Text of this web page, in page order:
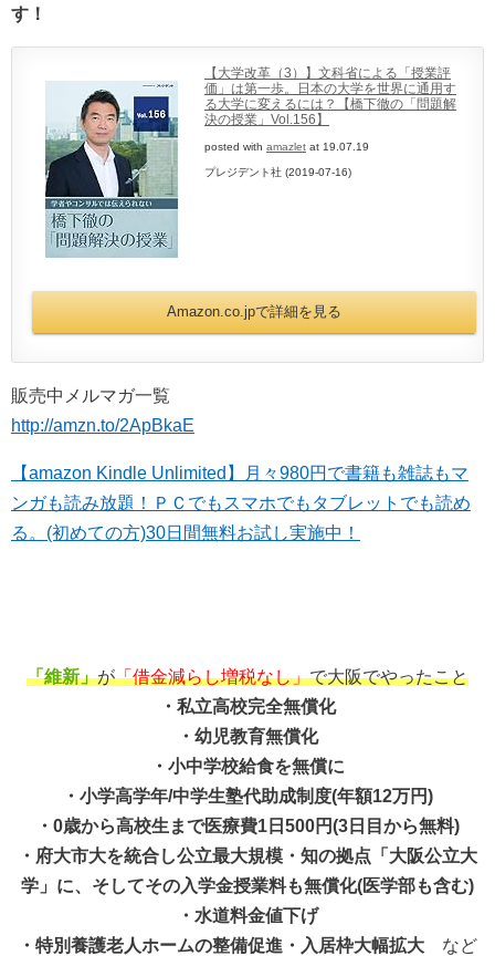
す！
【大学改革（3）】文科省による「授業評
価」は第一歩。日本の大学を世界に通用す
る大学に変えるには？【橋下徹の「問題解
決の授業」Vol.156】
posted with amazlet at 19.07.19
プレジデント社 (2019-07-16)
Amazon.co.jpで詳細を見る
販売中メルマガ一覧
http://amzn.to/2ApBkaE
【amazon Kindle Unlimited】月々980円で書籍も雑誌もマ
ンガも読み放題！ＰＣでもスマホでもタブレットでも読め
る。(初めての方)30日間無料お試し実施中！
「維新」が「借金減らし増税なし」で大阪でやったこと
・私立高校完全無償化
・幼児教育無償化
・小中学校給食を無償に
・小学高学年/中学生塾代助成制度(年額12万円)
・0歳から高校生まで医療費1日500円(3日目から無料)
・府大市大を統合し公立最大規模・知の拠点「大阪公立大
学」に、そしてその入学金授業料も無償化(医学部も含む)
・水道料金値下げ
・特別養護老人ホームの整備促進・入居枠大幅拡大 など